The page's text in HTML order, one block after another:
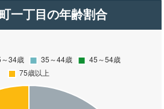
一丁目の年齢割合